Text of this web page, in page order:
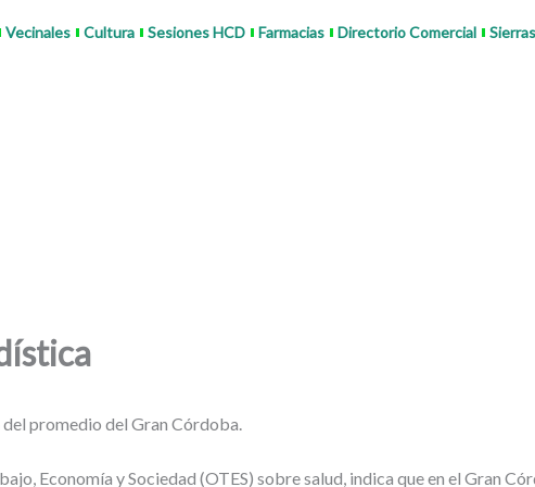
Vecinales Cultura Sesiones HCD Farmacias Directorio Comercial
promedio del Gran Córdoba.
Economía y Sociedad (OTES) sobre salud, indica que en el Gran